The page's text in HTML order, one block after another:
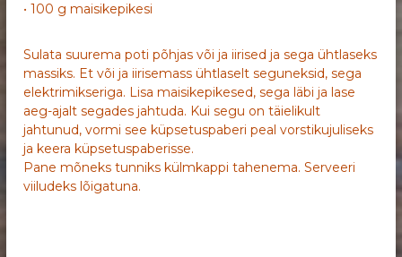
• 100 g maisikepikesi
Sulata suurema poti põhjas või ja iirised ja sega ühtlaseks
massiks. Et või ja iirisemass ühtlaselt seguneksid, sega
elektrimikseriga. Lisa maisikepikesed, sega läbi ja lase
aeg-ajalt segades jahtuda. Kui segu on täielikult
jahtunud, vormi see küpsetuspaberi peal vorstikujuliseks
ja keera küpsetuspaberisse.
Pane mõneks tunniks külmkappi tahenema. Serveeri
viiludeks lõigatuna.